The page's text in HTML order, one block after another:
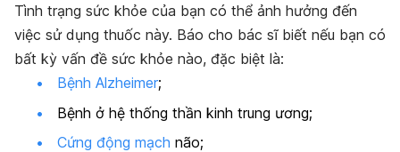
Tình trạng sức khỏe của bạn có thể ảnh hưởng đến
việc sử dụng thuốc này. Báo cho bác sĩ biết nếu bạn có
bất kỳ vấn đề sức khỏe nào, đặc biệt là:
Bệnh Alzheimer;
Bệnh ở hệ thống thần kinh trung ương;
Cứng động mạch não;